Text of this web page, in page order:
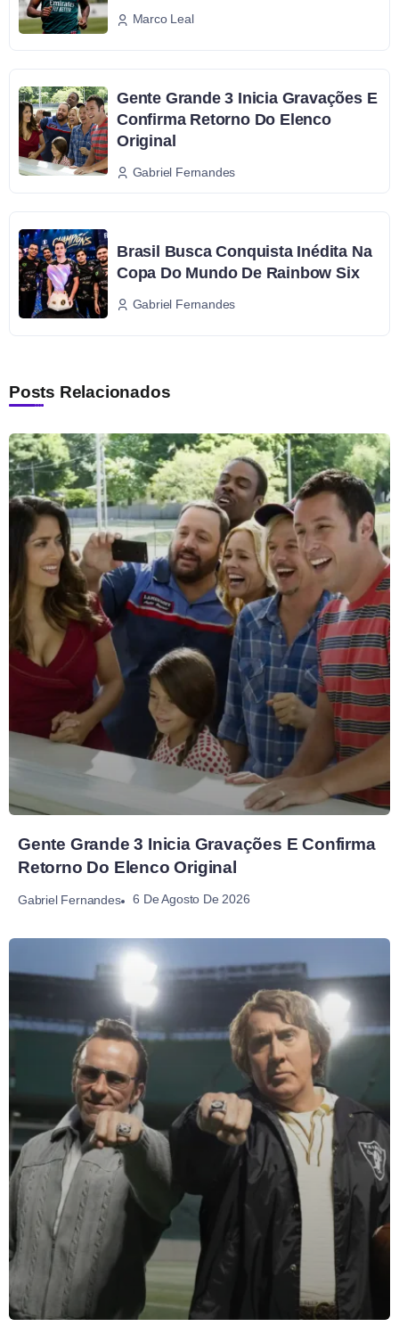
Marco Leal
Gente Grande 3 Inicia Gravações E
Confirma Retorno Do Elenco
Original
Gabriel Fernandes
Brasil Busca Conquista Inédita Na
Copa Do Mundo De Rainbow Six
Gabriel Fernandes
Posts Relacionados
Gente Grande 3 Inicia Gravações E Confirma
Retorno Do Elenco Original
Gabriel Fernandes 6 De Agosto De 2026